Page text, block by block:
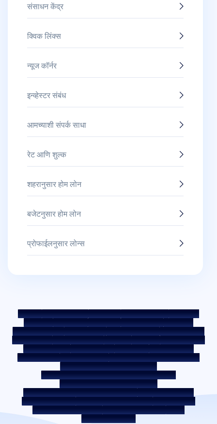
संसाधन केंद्र
क्विक लिंक्स
न्यूज कॉर्नर
इन्व्हेस्टर संबंध
आमच्याशी संपर्क साधा
रेट आणि शुल्क
शहरानुसार होम लोन
बजेटनुसार होम लोन
प्रोफाईलनुसार लोन्स
साईटमॅप फेअर प्रॅक्टिस कोड बेंचमार्क रेट्स KYC मार्गदर्शक तत्त्वे
डाउनलोड्स
सेल नोटीस
ऑक्शन पोर्टल कुकी पॉलिसी प्रायव्हसी पॉलिसी
अटी व शर्ती
व्हिसल ब्लोअर पॉलिसी
तक्रार पोस्ट करा तक्रार निवारण पॉलिसी
एन्व्हायरमेंट पॉलिसी
क्वॉलिटी पॉलिसी
सोशल मीडिया पॉलिसी अस्वीकृती इंटरेस्ट रेट
इंटरेस्ट रेट पॉलिसी
फी आणि अन्य शुल्क
आवश्यक डॉक्युमेंट प्रीपेमेंट शुल्क
ROI स्विच पॉलिसी
को-लेंडिंग पॉलिसी
को-लेंडिंग पार्टनरशिप
कर्जदाराचे शिक्षण - SMA/ NPA वर्गीकरण
कर्जदार जागरूकता - RBI ओम्बड्समॅन स्कीम
कर्जदार जागरूकता - प्रॉपर्टी डॉक्युमेंट्स हस्तांतरणाची प्रक्रिया
कॉर्पोरेट गव्हर्नन्स वरील अंतर्गत मार्गदर्शक तत्त्वे
SARFAESI कायदा 2002 अंतर्गत सुरक्षित मालमत्ता
बंद केलेले सर्व्हिस प्रदाता
डिजिटल सोर्सिंग पार्टनर
लिक्विडिटी रिस्क वरील डिस्क्लोजर
डिजिटल सर्व्हिसेस
सीकेवायसी जागरूकता व्हिडिओ
सीकेवायसी जागरुकता फोटो
CSR
भारतातील होम लोकेशन